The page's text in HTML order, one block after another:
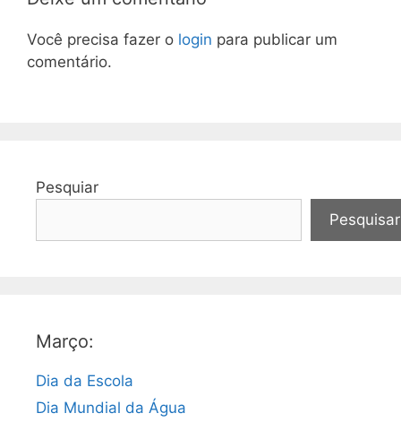
Você precisa fazer o login para publicar um
comentário.
Pesquiar
Pesquisar
Março:
Dia da Escola
Dia Mundial da Água